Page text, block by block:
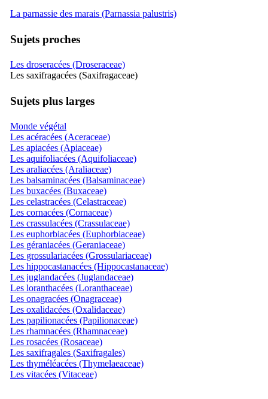
La parnassie des marais (Parnassia palustris)
Sujets proches
Les droseracées (Droseraceae)
Les saxifragacées (Saxifragaceae)
Sujets plus larges
Monde végétal
Les acéracées (Aceraceae)
Les apiacées (Apiaceae)
Les aquifoliacées (Aquifoliaceae)
Les araliacées (Araliaceae)
Les balsaminacées (Balsaminaceae)
Les buxacées (Buxaceae)
Les celastracées (Celastraceae)
Les cornacées (Cornaceae)
Les crassulacées (Crassulaceae)
Les euphorbiacées (Euphorbiaceae)
Les géraniacées (Geraniaceae)
Les grossulariacées (Grossulariaceae)
Les hippocastanacées (Hippocastanaceae)
Les juglandacées (Juglandaceae)
Les loranthacées (Loranthaceae)
Les onagracées (Onagraceae)
Les oxalidacées (Oxalidaceae)
Les papilionacées (Papilionaceae)
Les rhamnacées (Rhamnaceae)
Les rosacées (Rosaceae)
Les saxifragales (Saxifragales)
Les thyméléacées (Thymelaeaceae)
Les vitacées (Vitaceae)